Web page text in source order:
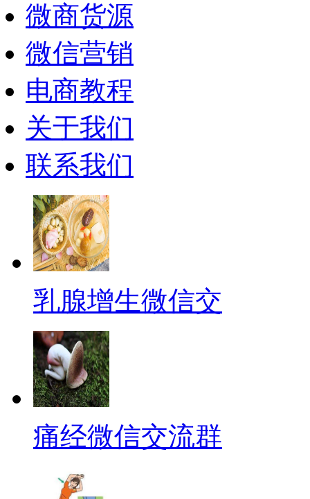
微商货源
微信营销
电商教程
关于我们
联系我们
乳腺增生微信交
痛经微信交流群